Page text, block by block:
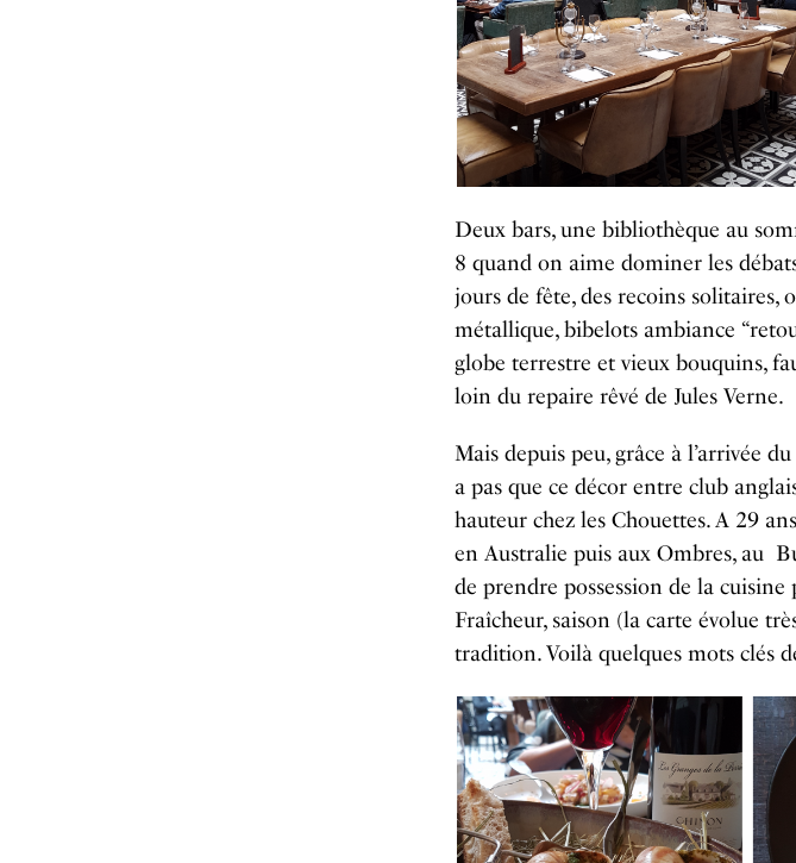
Deux bars, une bibliothèque au
8 quand on aime dominer les
jours de fête, des recoins solitaires,
métallique, bibelots ambiance
globe terrestre et vieux bouquins,
loin du repaire rêvé de Jules Verne.
Mais depuis peu, grâce à l’arrivée
a pas que ce décor entre club
hauteur chez les Chouettes. A 29
en Australie puis aux Ombres, au
de prendre possession de la
Fraîcheur, saison (la carte évolue
tradition. Voilà quelques mots clés